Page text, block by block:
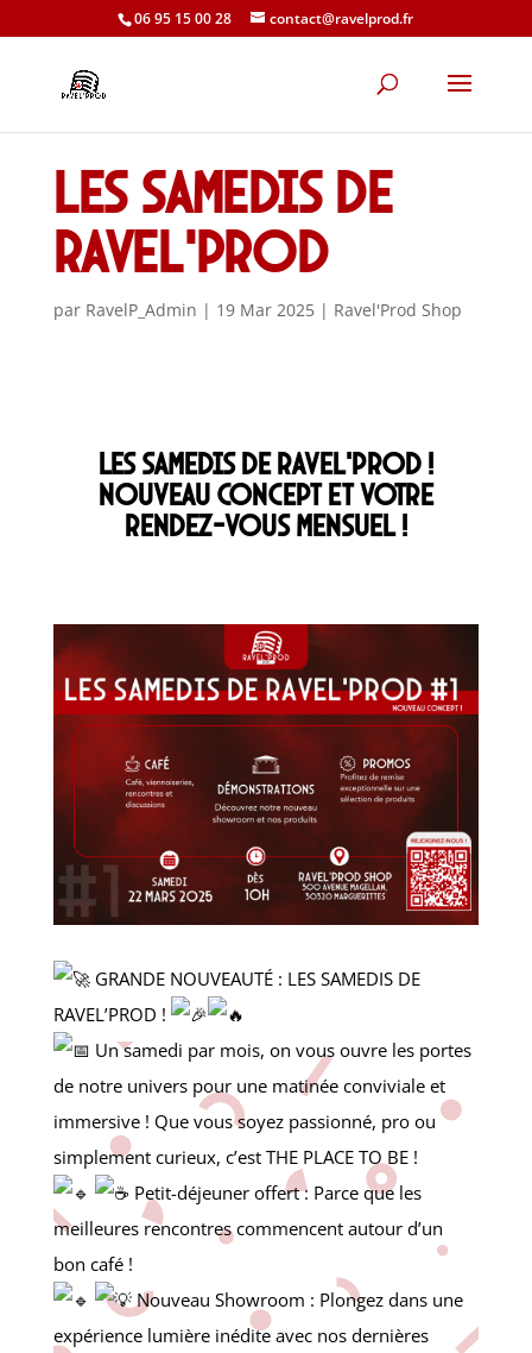
06 95 15 00 28 contact@ravelprod.fr
Les samedis de
Ravel’Prod
par RavelP_Admin | 19 Mar 2025| Ravel'Prod Shop
Les samedis de Ravel’Prod !
nouveau concept et votre
rendez-vous mensuel !
GRANDE NOUVEAUTÉ : LES SAMEDIS DE
RAVEL’PROD !
Un samedi par mois, on vous ouvre les portes
de notre univers pour une matinée conviviale et
immersive ! Que vous soyez passionné, pro ou
simplement curieux, c’est THE PLACE TO BE !
Petit-déjeuner offert : Parce que les
meilleures rencontres commencent autour d’un
bon café !
Nouveau Showroom : Plongez dans une
expérience lumière inédite avec nos dernières